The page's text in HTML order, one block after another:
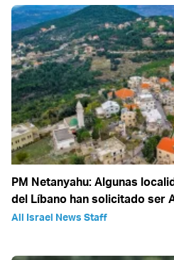
PM Netanyahu: Algunas
del Líbano han solicitado ser
All Israel News Staff